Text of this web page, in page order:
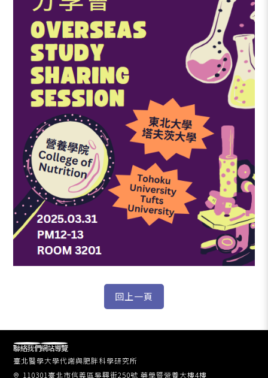
臺北醫學大學代謝與肥胖科學研究所
110301臺北市信義區吳興街250號 藥學暨營養大樓4樓
聯絡我們網站導覽